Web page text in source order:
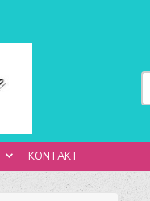
KONTAKT